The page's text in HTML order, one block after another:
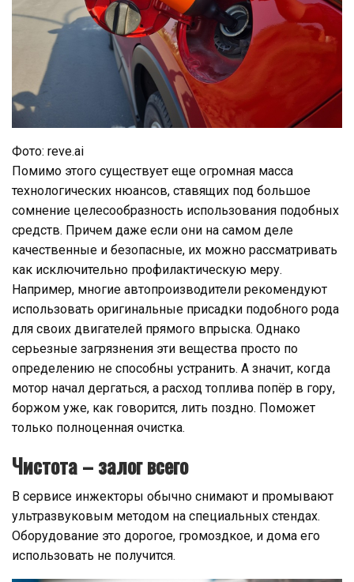
Фото: reve.ai
Помимо этого существует еще огромная масса
технологических нюансов, ставящих под большое
сомнение целесообразность использования подобных
средств. Причем даже если они на самом деле
качественные и безопасные, их можно рассматривать
как исключительно профилактическую меру.
Например, многие автопроизводители рекомендуют
использовать оригинальные присадки подобного рода
для своих двигателей прямого впрыска. Однако
серьезные загрязнения эти вещества просто по
определению не способны устранить. А значит, когда
мотор начал дергаться, а расход топлива попёр в гору,
боржом уже, как говорится, лить поздно. Поможет
только полноценная очистка.
Чистота – залог всего
В сервисе инжекторы обычно снимают и промывают
ультразвуковым методом на специальных стендах.
Оборудование это дорогое, громоздкое, и дома его
использовать не получится.